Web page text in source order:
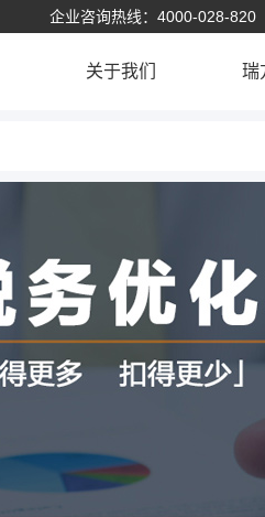
企业咨询热线：4000-028-820
关于我们 瑞